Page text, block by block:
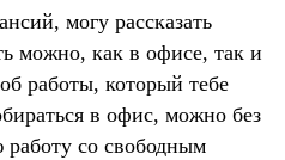
могу рассказать
можно, как в офисе, так и
работы, который тебе
в офис, можно без
со свободным